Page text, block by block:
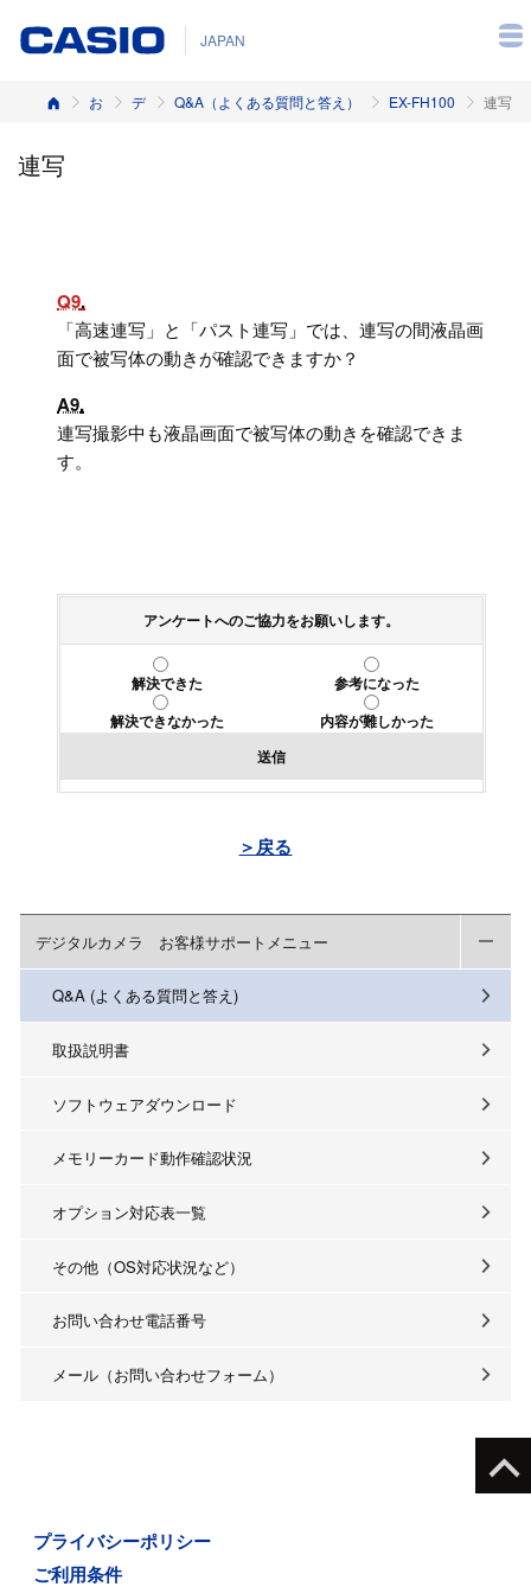
JAPAN
ホーム お客様サポート デジタルカメラ Q&A（よくある質問と答え） EX-FH100 連写
連写
Q9
「高速連写」と「パスト連写」では、連写の間液晶画
面で被写体の動きが確認できますか？
A9
連写撮影中も液晶画面で被写体の動きを確認できま
す。
アンケートへのご協力をお願いします。
解決できた
参考になった
解決できなかった
内容が難しかった
送信
＞戻る
デジタルカメラ お客様サポートメニュー
Q&A (よくある質問と答え)
取扱説明書
ソフトウェアダウンロード
メモリーカード動作確認状況
オプション対応表一覧
その他（OS対応状況など）
お問い合わせ電話番号
メール（お問い合わせフォーム）
プライバシーポリシー
ご利用条件